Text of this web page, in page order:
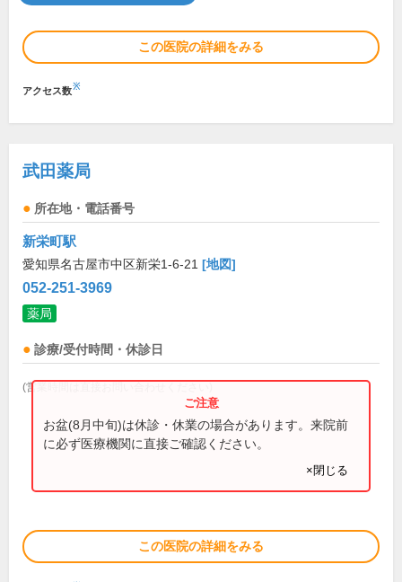
この医院の詳細をみる
アクセス数※
武田薬局
所在地・電話番号
新栄町駅
愛知県名古屋市中区新栄1-6-21 [地図]
052-251-3969
薬局
診療/受付時間・休診日
(営業時間は直接お問い合わせください)
お盆(8月中旬)は休診・休業の場合があります。来院前
に必ず医療機関に直接ご確認ください。
×閉じる
この医院の詳細をみる